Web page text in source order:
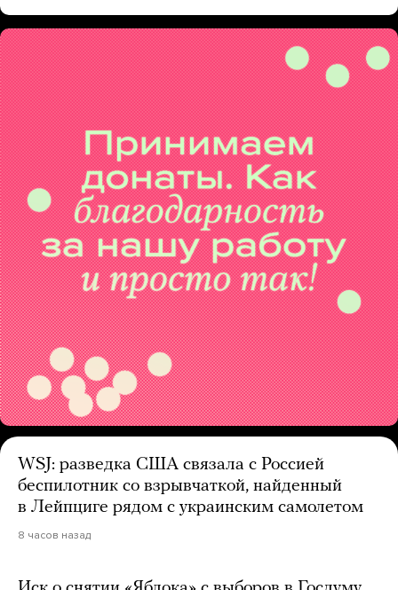
WSJ: разведка США связала с Россией
беспилотник со взрывчаткой, найденный
в Лейпциге рядом с украинским самолетом
8 часов назад